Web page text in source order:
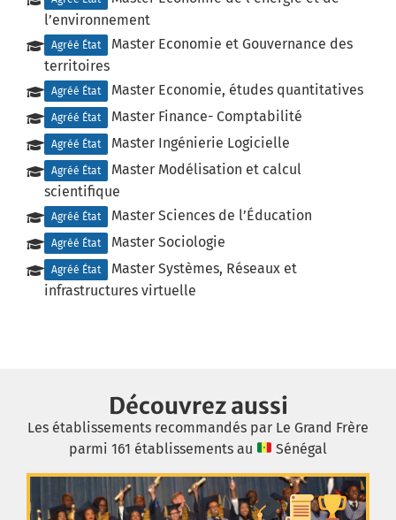
l’environnement
Agréé État
Master Economie et Gouvernance des
territoires
Agréé État Master Economie, études quantitatives
Agréé État Master Finance- Comptabilité
Agréé État Master Ingénierie Logicielle
Agréé État
Master Modélisation et calcul
scientifique
Agréé État Master Sciences de l’Éducation
Agréé État Master Sociologie
Agréé État
Master Systèmes, Réseaux et
infrastructures virtuelle
Découvrez aussi
Les établissements recommandés par Le Grand Frère
parmi 161 établissements au
Sénégal